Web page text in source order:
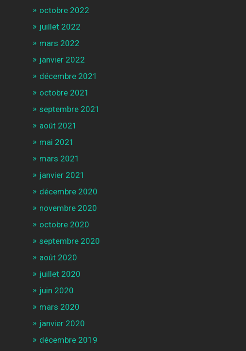
octobre 2022
juillet 2022
mars 2022
janvier 2022
décembre 2021
octobre 2021
septembre 2021
août 2021
mai 2021
mars 2021
janvier 2021
décembre 2020
novembre 2020
octobre 2020
septembre 2020
août 2020
juillet 2020
juin 2020
mars 2020
janvier 2020
décembre 2019